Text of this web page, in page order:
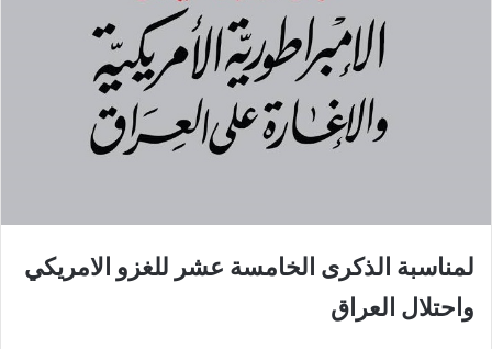
لمناسبة الذكرى الخامسة عشر للغزو الامريكي
واحتلال العراق